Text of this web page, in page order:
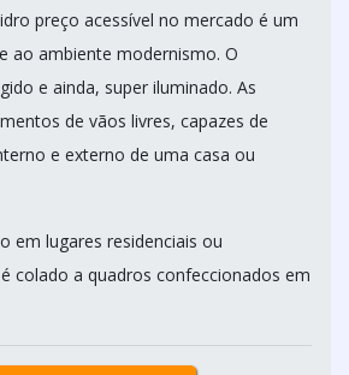
preço acessível no mercado é um
ao ambiente modernismo. O
e ainda, super iluminado. As
de vãos livres, capazes de
e externo de uma casa ou
em lugares residenciais ou
colado a quadros confeccionados em